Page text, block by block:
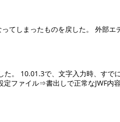
てしまったものを戻した。 外部エ
。 10.01.3で、文字入力時、すで
ファイル⇒書出しで正常なJWF内